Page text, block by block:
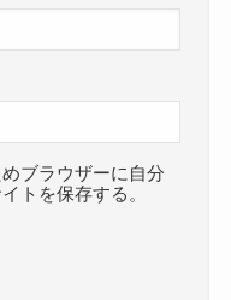
ブラウザーに自分
トを保存する。